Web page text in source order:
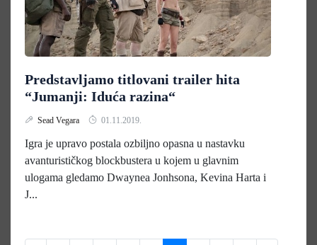
Predstavljamo titlovani trailer hita
“Jumanji: Iduća razina“
Sead Vegara 01.11.2019.
Igra je upravo postala ozbiljno opasna u nastavku
avanturističkog blockbustera u kojem u glavnim
ulogama gledamo Dwaynea Jonhsona, Kevina Harta i
J...